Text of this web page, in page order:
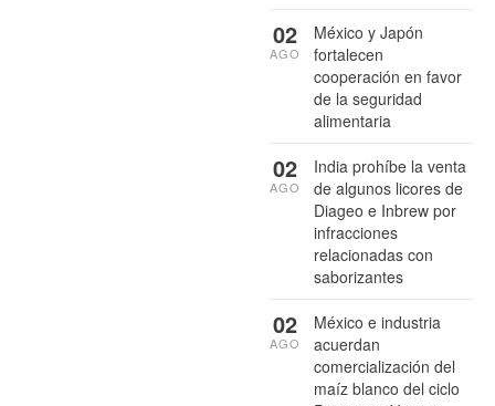
México y Japón
fortalecen
cooperación en favor
de la seguridad
alimentaria
02
AGO
India prohíbe la venta
de algunos licores de
Diageo e Inbrew por
infracciones
relacionadas con
saborizantes
02
AGO
México e industria
acuerdan
comercialización del
maíz blanco del ciclo
02
AGO